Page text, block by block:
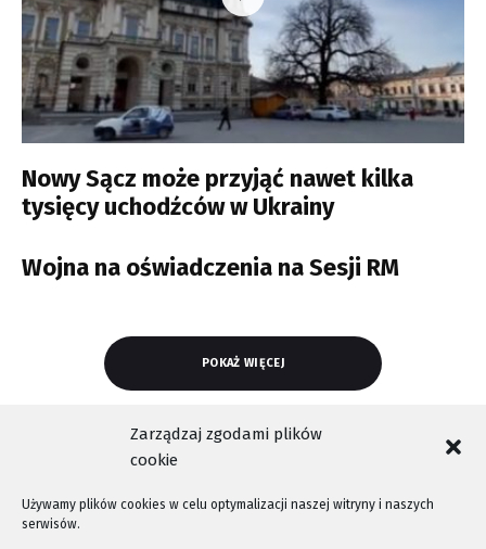
Zarządzaj zgodami plików
cookie
Używamy plików cookies w celu optymalizacji naszej witryny i naszych
serwisów.
Nowy Sącz może przyjąć nawet kilka
tysięcy uchodźców w Ukrainy
Wojna na oświadczenia na Sesji RM
POKAŻ WIĘCEJ